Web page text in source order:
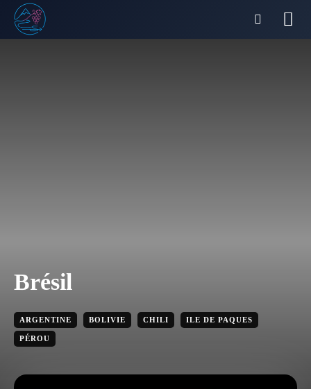
Brésil
ARGENTINE BOLIVIE CHILI ILE DE PAQUES
PÉROU